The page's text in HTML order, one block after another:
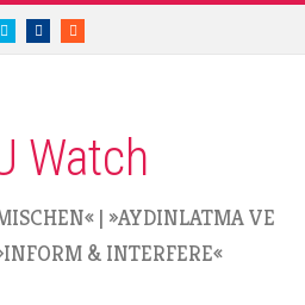
twitter.com/nsuwatch
facebook.com/nsuwatch
RSS
Watch
| »AYDINLATMA VE
& INTERFERE«